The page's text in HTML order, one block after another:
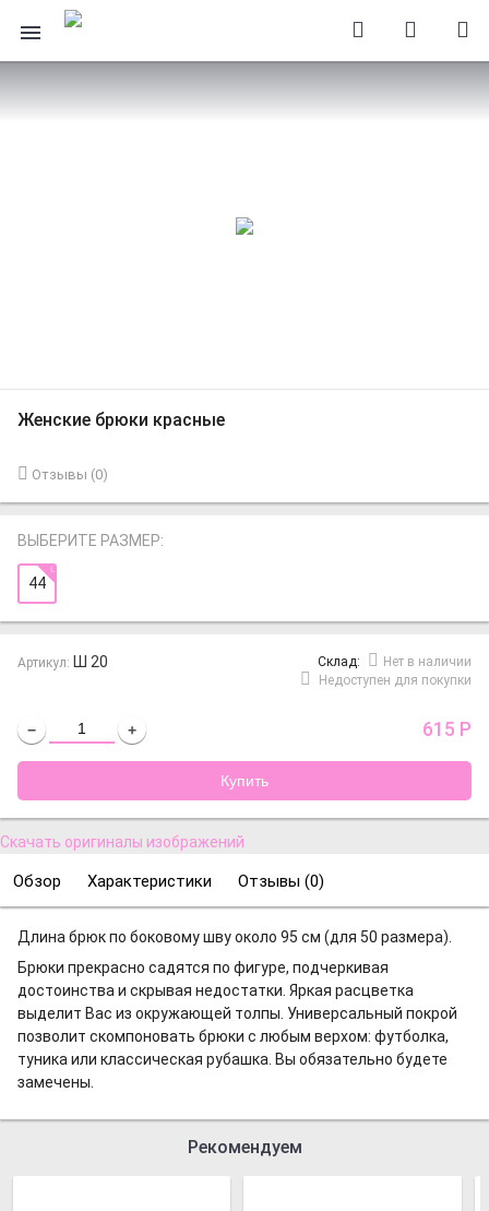
Женские брюки красные
Отзывы (0)
ВЫБЕРИТЕ РАЗМЕР:
44
Артикул: Ш 20 Cклад:
Нет в наличии
Недоступен для покупки
− + 615 Р
Скачать оригиналы изображений
Обзор Характеристики Отзывы (0)
Длина брюк по боковому шву около 95 см (для 50 размера).
Брюки прекрасно садятся по фигуре, подчеркивая
достоинства и скрывая недостатки. Яркая расцветка
выделит Вас из окружающей толпы. Универсальный покрой
позволит скомпоновать брюки с любым верхом: футболка,
туника или классическая рубашка. Вы обязательно будете
замечены.
Рекомендуем